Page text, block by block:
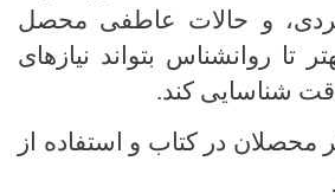
و حالات عاطفی محصل
تا روانشناس بتواند نیازهای
شناسایی کند.
محصلان در کتاب و استفاده از